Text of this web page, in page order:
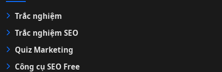
Trắc nghiệm
Trắc nghiệm SEO
Quiz Marketing
Công cụ SEO Free